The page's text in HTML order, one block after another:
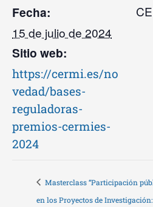
Fecha:
15 de julio de 2024
Sitio web:
https://cermi.es/no
vedad/bases-
reguladoras-
premios-cermies-
2024
Masterclass “Participación
en los Proyectos de Investigación: